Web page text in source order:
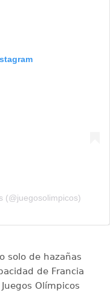
(@juegosolimpicos)
solo de hazañas
de Francia
Olímpicos